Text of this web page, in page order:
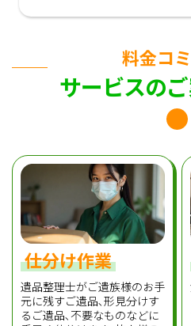
料金コ
サービスの
仕分け作業
遺品整理士がご遺族様のお手
元に残すご遺品､形見分けす
るご遺品､不要なものなどに